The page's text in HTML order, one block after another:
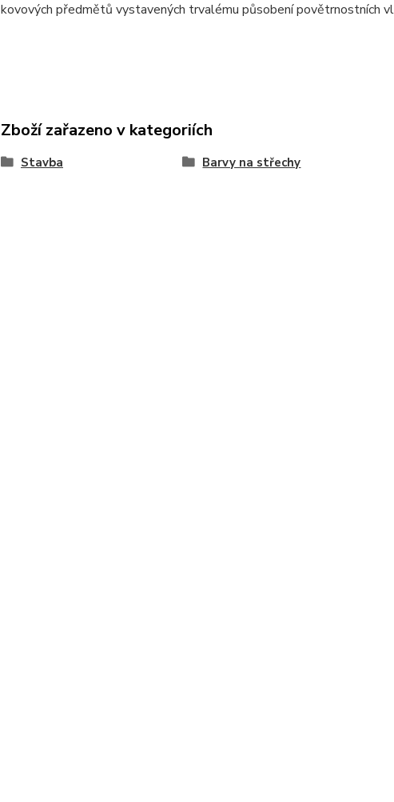
kovových předmětů vystavených trvalému působení povětrnostních
Zboží zařazeno v kategoriích
Stavba Barvy na střechy